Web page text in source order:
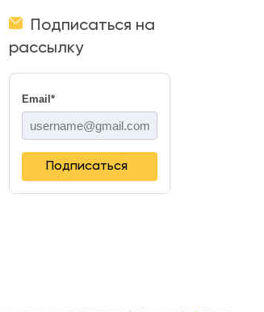
Подписаться на
рассылку
Email *
Подписаться